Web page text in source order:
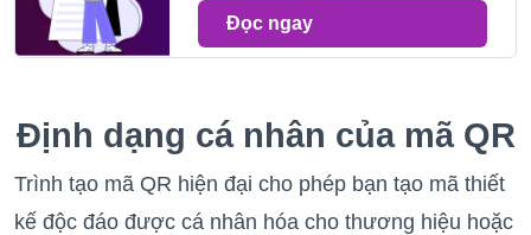
Đọc ngay
Định dạng cá nhân của mã QR
Trình tạo mã QR hiện đại cho phép bạn tạo mã thiết
kế độc đáo được cá nhân hóa cho thương hiệu hoặc